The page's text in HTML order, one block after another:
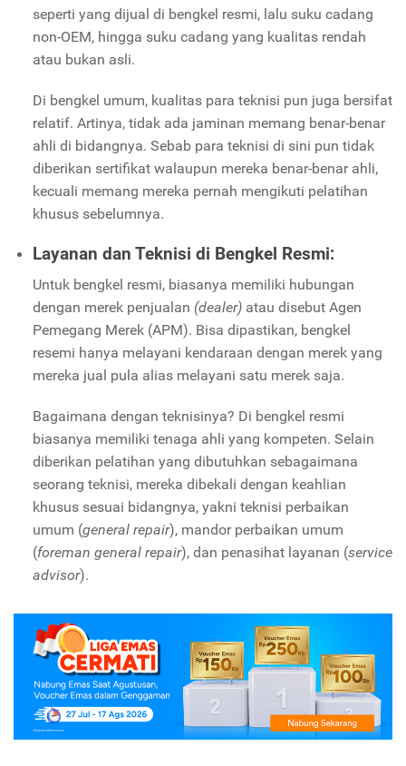
seperti yang dijual di bengkel resmi, lalu suku cadang
non-OEM, hingga suku cadang yang kualitas rendah
atau bukan asli.
Di bengkel umum, kualitas para teknisi pun juga bersifat
relatif. Artinya, tidak ada jaminan memang benar-benar
ahli di bidangnya. Sebab para teknisi di sini pun tidak
diberikan sertifikat walaupun mereka benar-benar ahli,
kecuali memang mereka pernah mengikuti pelatihan
khusus sebelumnya.
Layanan dan Teknisi di Bengkel Resmi:
Untuk bengkel resmi, biasanya memiliki hubungan
dengan merek penjualan (dealer)atau disebut Agen
Pemegang Merek (APM). Bisa dipastikan, bengkel
resemi hanya melayani kendaraan dengan merek yang
mereka jual pula alias melayani satu merek saja.
Bagaimana dengan teknisinya? Di bengkel resmi
biasanya memiliki tenaga ahli yang kompeten. Selain
diberikan pelatihan yang dibutuhkan sebagaimana
seorang teknisi, mereka dibekali dengan keahlian
khusus sesuai bidangnya, yakni teknisi perbaikan
umum (general repair), mandor perbaikan umum
(foreman general repair), dan penasihat layanan (service
advisor).